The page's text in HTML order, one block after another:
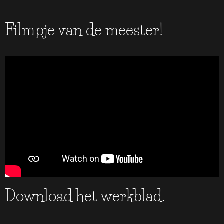
Filmpje van de meester!
Download het werkblad.